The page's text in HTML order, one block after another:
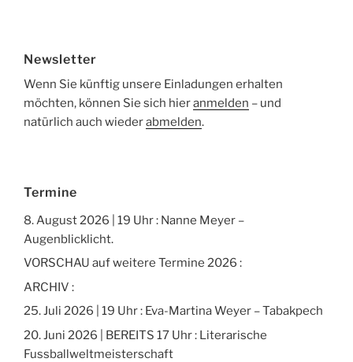
Newsletter
Wenn Sie künftig unsere Einladungen erhalten
möchten, können Sie sich hieranmelden – und
natürlich auch wiederabmelden.
Termine
8. August 2026 | 19 Uhr : Nanne Meyer –
Augenblicklicht.
VORSCHAU auf weitere Termine 2026 :
ARCHIV :
25. Juli 2026 | 19 Uhr : Eva-Martina Weyer – Tabakpech
20. Juni 2026 | BEREITS 17 Uhr : Literarische
Fussballweltmeisterschaft